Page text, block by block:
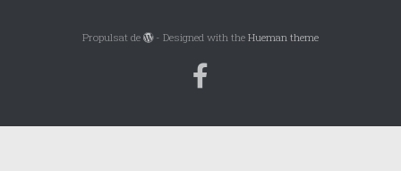
Propulsat de - Designed with theHueman theme